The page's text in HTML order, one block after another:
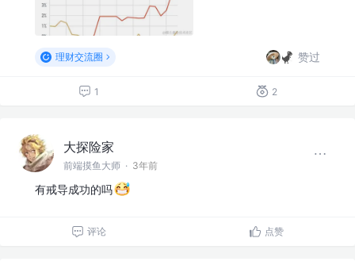
理财交流圈 赞过
1 2
大探险家
前端摸鱼大师 · 3年前
有戒导成功的吗
评论 点赞